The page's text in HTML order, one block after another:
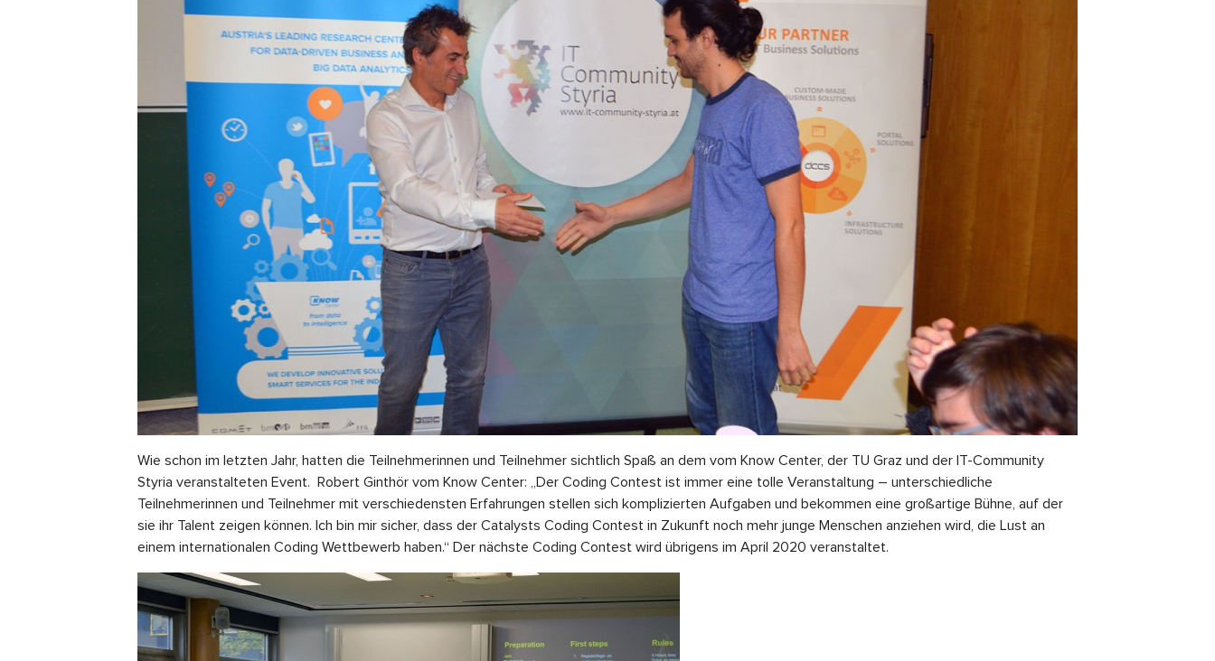
Wie schon im letzten Jahr, hatten die Teilnehmerinnen und Teilnehmer sichtlich Spaß an dem vom Know Center, der TU Graz und der IT-Community
Styria veranstalteten Event. Robert Ginthör vom Know Center: „Der Coding Contest ist immer eine tolle Veranstaltung – unterschiedliche
Teilnehmerinnen und Teilnehmer mit verschiedensten Erfahrungen stellen sich komplizierten Aufgaben und bekommen eine großartige Bühne, auf der
sie ihr Talent zeigen können. Ich bin mir sicher, dass der Catalysts Coding Contest in Zukunft noch mehr junge Menschen anziehen wird, die Lust an
einem internationalen Coding Wettbewerb haben.“ Der nächste Coding Contest wird übrigens im April 2020 veranstaltet.